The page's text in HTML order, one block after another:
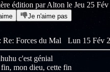
édition par Alton le Jeu 25
Je n'aime pas
Re: Forces du Mal Lun 15 Fév
c'est génial
mon dieu, cette fin